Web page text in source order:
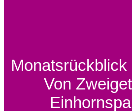
Monatsrückblick
Von